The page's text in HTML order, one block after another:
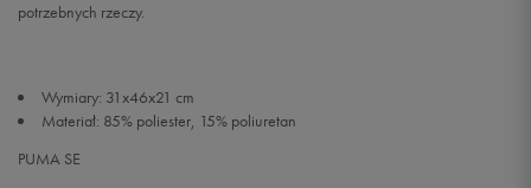
potrzebnych rzeczy.
Wymiary: 31x46x21 cm
Materiał: 85% poliester, 15% poliuretan
PUMA SE